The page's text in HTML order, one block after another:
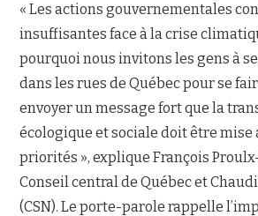
« Les actions gouvernementales
insuffisantes face à la crise
pourquoi nous invitons les gens à
dans les rues de Québec pour se
envoyer un message fort que la
écologique et sociale doit être mise
priorités », explique François
Conseil central de Québec et
(CSN). Le porte-parole rappelle